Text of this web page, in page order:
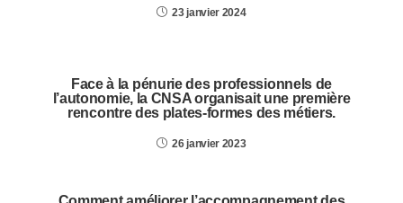
23 janvier 2024
Face à la pénurie des professionnels de
l’autonomie, la CNSA organisait une première
rencontre des plates-formes des métiers.
26 janvier 2023